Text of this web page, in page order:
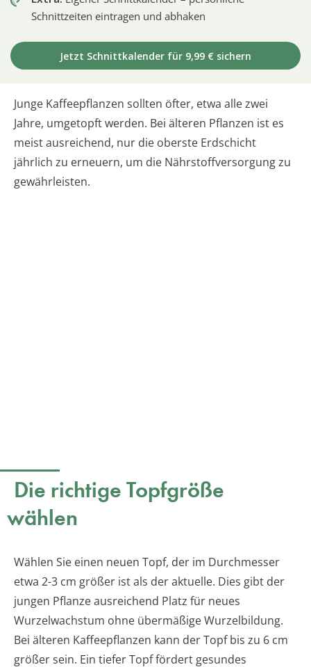
Schnittzeiten eintragen und abhaken
Jetzt Schnittkalender für 9,99 € sichern
Junge Kaffeepflanzen sollten öfter, etwa alle zwei
Jahre, umgetopft werden. Bei älteren Pflanzen ist es
meist ausreichend, nur die oberste Erdschicht
jährlich zu erneuern, um die Nährstoffversorgung zu
gewährleisten.
Die richtige Topfgröße
wählen
Wählen Sie einen neuen Topf, der im Durchmesser
etwa 2-3 cm größer ist als der aktuelle. Dies gibt der
jungen Pflanze ausreichend Platz für neues
Wurzelwachstum ohne übermäßige Wurzelbildung.
Bei älteren Kaffeepflanzen kann der Topf bis zu 6 cm
größer sein. Ein tiefer Topf fördert gesundes